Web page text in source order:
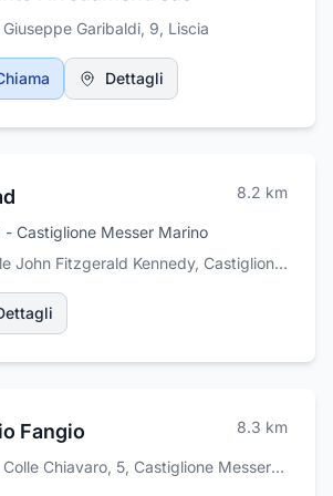
Garibaldi, 9, Liscia
Dettagli
8.2 km
- Castiglione Messer Marino
Viale John Fitzgerald Kennedy, Castiglione Messer Marino
Fangio 8.3 km
Chiavaro, 5, Castiglione Messer Marino